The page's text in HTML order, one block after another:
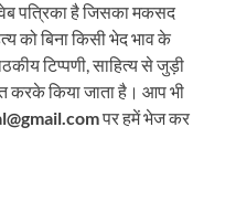
पत्रिका है जिसका मकसद
को बिना किसी भेद भाव के
टिप्पणी, साहित्य से जुड़ी
करके किया जाता है। आप भी
पर हमें भेज कर